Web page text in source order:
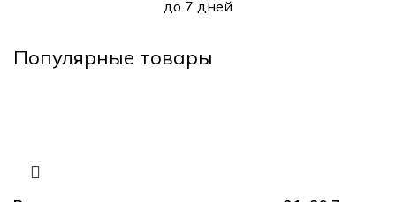
до 7 дней
Популярные товары